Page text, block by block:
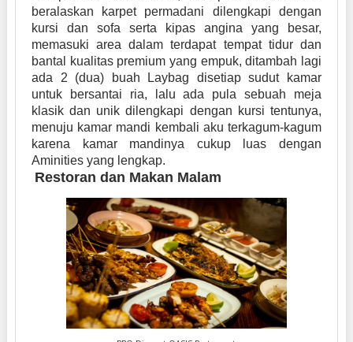
beralaskan karpet permadani dilengkapi dengan
kursi dan sofa serta kipas angina yang besar,
memasuki area dalam terdapat tempat tidur dan
bantal kualitas premium yang empuk, ditambah lagi
ada 2 (dua) buah Laybag disetiap sudut kamar
untuk bersantai ria, lalu ada pula sebuah meja
klasik dan unik dilengkapi dengan kursi tentunya,
menuju kamar mandi kembali aku terkagum-kagum
karena kamar mandinya cukup luas dengan
Aminities yang lengkap.
Restoran dan Makan Malam